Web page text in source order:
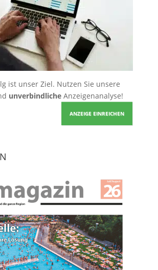
ist unser Ziel. Nutzen Sie unsere
unverbindlicheAnzeigenanalyse!
ANZEIGE EINREICHEN